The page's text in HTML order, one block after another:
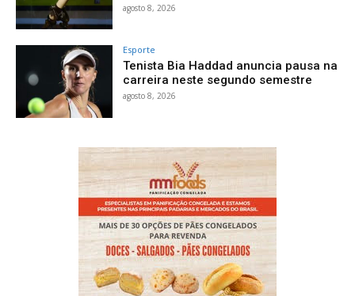
agosto 8, 2026
Esporte
Tenista Bia Haddad anuncia pausa na
carreira neste segundo semestre
agosto 8, 2026